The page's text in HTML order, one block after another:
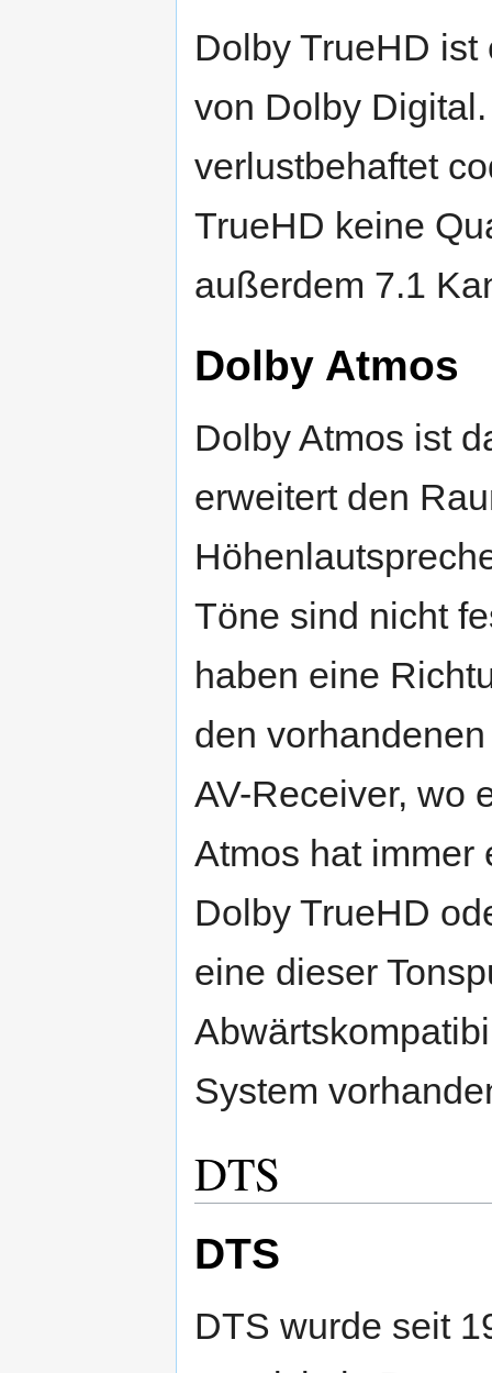
Dolby TrueHD
von Dolby
verlustbehaftet
TrueHD keine
außerdem 7.1
Dolby Atmos
Dolby Atmos ist
erweitert den
Töne sind nicht
haben eine
den
AV-Receiver, wo
Atmos hat immer
Dolby TrueHD
eine dieser
System
DTS
DTS
DTS wurde seit